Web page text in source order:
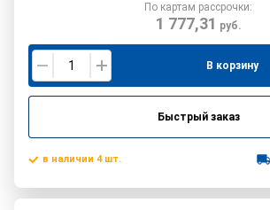
По картам рассрочки:
1 777,31 руб.
В корзину
Быстрый заказ
в наличии 4 шт.